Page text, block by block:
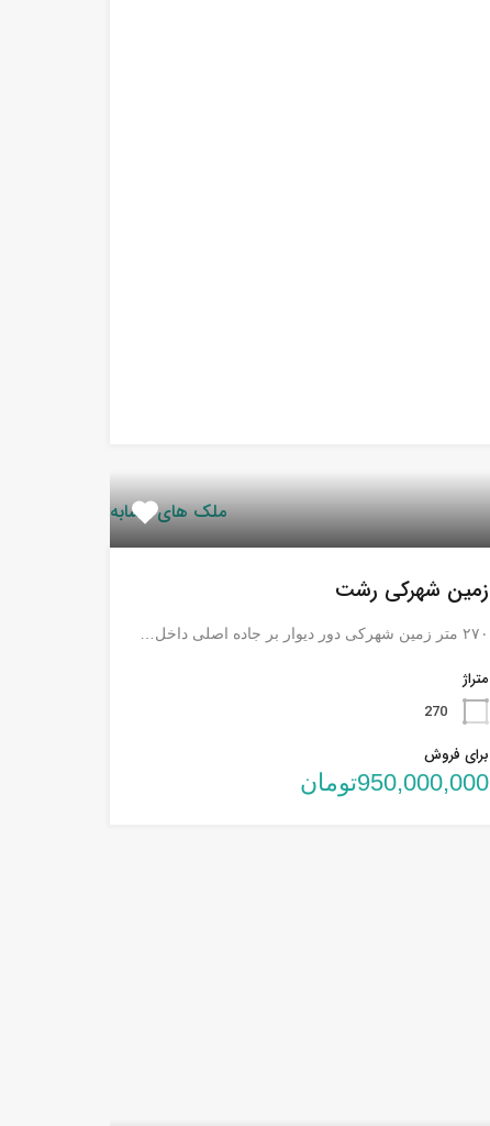
ملک های مشابه
زمین شهرکی رشت
۲۷۰ متر زمین شهرکی دور دیوار بر جاده اصلی داخل…
متراژ
270
برای فروش
950,000,000تومان